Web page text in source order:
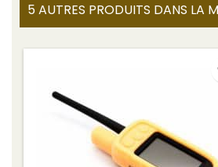
5 AUTRES PRODUITS DANS LA